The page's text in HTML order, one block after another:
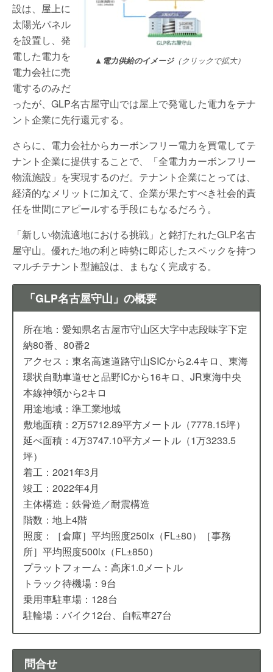
▲電力供給のイメージ（クリックで拡大）
設は、屋上に
太陽光パネル
を設置し、発
電した電力を
電力会社に売
電するのみだ
ったが、GLP名古屋守山では屋上で発電した電力をテナ
ント企業に先行還元する。
さらに、電力会社からカーボンフリー電力を買電してテ
ナント企業に提供することで、「全電力カーボンフリー
物流施設」を実現するのだ。テナント企業にとっては、
経済的なメリットに加えて、企業が果たすべき社会的責
任を世間にアピールする手段にもなるだろう。
「新しい物流適地における挑戦」と銘打たれたGLP名古
屋守山。優れた地の利と時勢に即応したスペックを持つ
マルチテナント型施設は、まもなく完成する。
「GLP名古屋守山」の概要
所在地：愛知県名古屋市守山区大字中志段味字下定
納80番、80番2
アクセス：東名高速道路守山SICから2.4キロ、東海
環状自動車道せと品野ICから16キロ、JR東海中央
本線神領から2キロ
用途地域：準工業地域
敷地面積：2万5712.89平方メートル（7778.15坪）
延べ面積：4万3747.10平方メートル（1万3233.5
坪）
着工：2021年3月
竣工：2022年4月
主体構造：鉄骨造／耐震構造
階数：地上4階
照度：［倉庫］平均照度250lx（FL±80）［事務
所］平均照度500lx（FL±850）
プラットフォーム：高床1.0メートル
トラック待機場：9台
乗用車駐車場：128台
駐輪場：バイク12台、自転車27台
問合せ